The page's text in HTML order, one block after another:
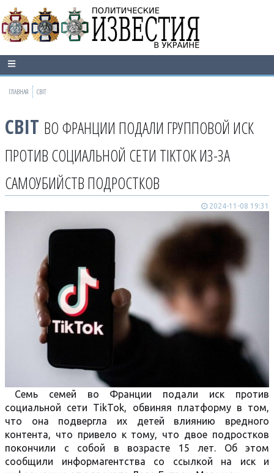
ГЛАВНАЯ СВІТ
СВІТ ВО ФРАНЦИИ ПОДАЛИ ГРУППОВОЙ ИСК
ПРОТИВ СОЦИАЛЬНОЙ СЕТИ TIKTOK ИЗ-ЗА
САМОУБИЙСТВ ПОДРОСТКОВ
2024-11-08 19:31
Семь семей во Франции подали иск против
социальной сети TikTok, обвиняя платформу в том,
что она подвергла их детей влиянию вредного
контента, что привело к тому, что двое подростков
покончили с собой в возрасте 15 лет. Об этом
сообщили информагентства со ссылкой на иск и